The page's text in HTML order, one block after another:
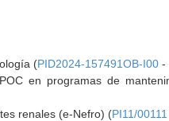
(PID2024-157491OB-I00 -
en programas de
renales (e-Nefro) (PI11/00111